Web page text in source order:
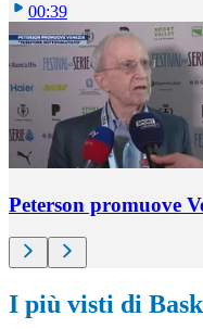
00:39
Peterson promuove
I più visti di